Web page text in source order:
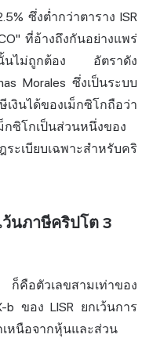
ซึ่งต่ำกว่าตาราง ISR
ที่อ้างถึงกันอย่างแพร่
นั้นไม่ถูกต้อง อัตราดัง
Morales ซึ่งเป็นระบบ
งินได้ของเม็กซิโกถือว่า
กซิโกเป็นส่วนหนึ่งของ
ะเบียบเฉพาะสำหรับคริ
ว้นภาษีคริปโต 3
คือตัวเลขสามเท่าของ
ของ LISR ยกเว้นการ
หนือจากหุ้นและส่วน